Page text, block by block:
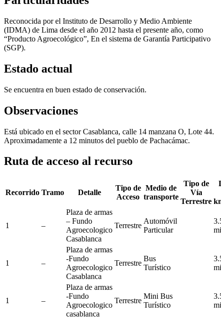
Reconocida por el Instituto de Desarrollo y Medio Ambiente
(IDMA) de Lima desde el año 2012 hasta el presente año, como
“Producto Agroecológico”, En el sistema de Garantía Participativo
(SGP).
Estado actual
Se encuentra en buen estado de conservación.
Observaciones
Está ubicado en el sector Casablanca, calle 14 manzana O, Lote 44.
Aproximadamente a 12 minutos del pueblo de Pachacámac.
Ruta de acceso al recurso
Recorrido Tramo Detalle
Tipo de
Acceso
Medio de
transporte
Tipo de
Vía
Terrestre
1 –
Plaza de armas
– Fundo
Agroecologico
Casablanca
Terrestre
Automóvil
Particular
1 –
Plaza de armas
-Fundo
Agroecologico
Casablanca
Terrestre
Bus
Turístico
1 –
Plaza de armas
-Fundo
Agroecologico
casablanca
Terrestre
Mini Bus
Turístico